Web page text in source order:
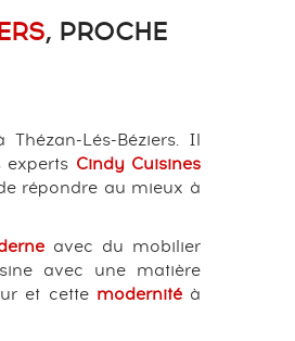
, PROCHE
Lés-Béziers. Il
experts Cindy Cuisines
répondre au mieux à
avec du mobilier
avec une matière
et cette modernitéà